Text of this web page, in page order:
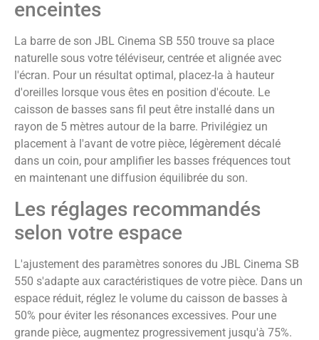
enceintes
La barre de son JBL Cinema SB 550 trouve sa place
naturelle sous votre téléviseur, centrée et alignée avec
l'écran. Pour un résultat optimal, placez-la à hauteur
d'oreilles lorsque vous êtes en position d'écoute. Le
caisson de basses sans fil peut être installé dans un
rayon de 5 mètres autour de la barre. Privilégiez un
placement à l'avant de votre pièce, légèrement décalé
dans un coin, pour amplifier les basses fréquences tout
en maintenant une diffusion équilibrée du son.
Les réglages recommandés
selon votre espace
L'ajustement des paramètres sonores du JBL Cinema SB
550 s'adapte aux caractéristiques de votre pièce. Dans un
espace réduit, réglez le volume du caisson de basses à
50% pour éviter les résonances excessives. Pour une
grande pièce, augmentez progressivement jusqu'à 75%.